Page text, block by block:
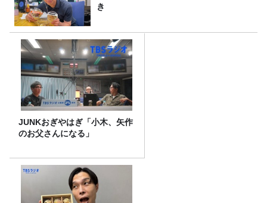
き
JUNKおぎやはぎ「小木、矢作
のお父さんになる」